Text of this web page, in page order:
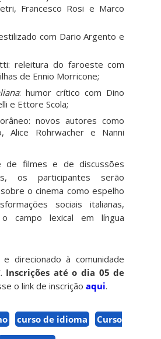
Francesco Rosi e Marco
com Dario Argento e
releitura do faroeste com
de Ennio Morricone;
: humor crítico com Dino
e Ettore Scola;
novos autores como
Alice Rohrwacher e Nanni
de filmes e de discussões
os participantes serão
o cinema como espelho
sociais italianas,
o campo lexical em língua
direcionado à comunidade
Inscrições até o dia 05 de
o link de inscriçãoaqui.
curso de idioma
Curso